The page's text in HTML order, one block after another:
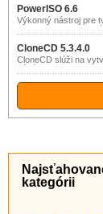
PowerISO 6.6
Výkonný nástroj pre
CD/DVD/BD image
formátov (ISO, BIN,
…).
CloneCD 5.3.4.0
CloneCD slúži na
kópií CD aj DVD
kategórii